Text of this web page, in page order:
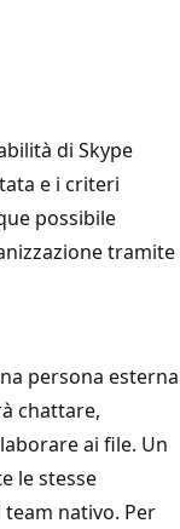
di Skype
e i criteri
possibile
tramite
persona esterna
chattare,
ai file. Un
le stesse
nativo. Per